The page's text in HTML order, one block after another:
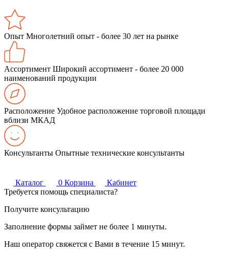
Опыт Многолетний опыт - более 30 лет на рынке
Ассортимент Широкий ассортимент - более 20 000
наименований продукции
Расположение Удобное расположение торговой площади
вблизи МКАД
Консультанты Опытные технические консультанты
Каталог 0 Корзина
Кабинет
Требуется помощь специалиста?
Получите консультацию
Заполнение формы займет не более 1 минуты.
Наш оператор свяжется с Вами в течение 15 минут.